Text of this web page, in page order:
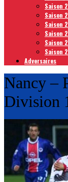
Saison
Saison
Saison
Saison
Saison
Saison
Adversaires
Nancy –
Division